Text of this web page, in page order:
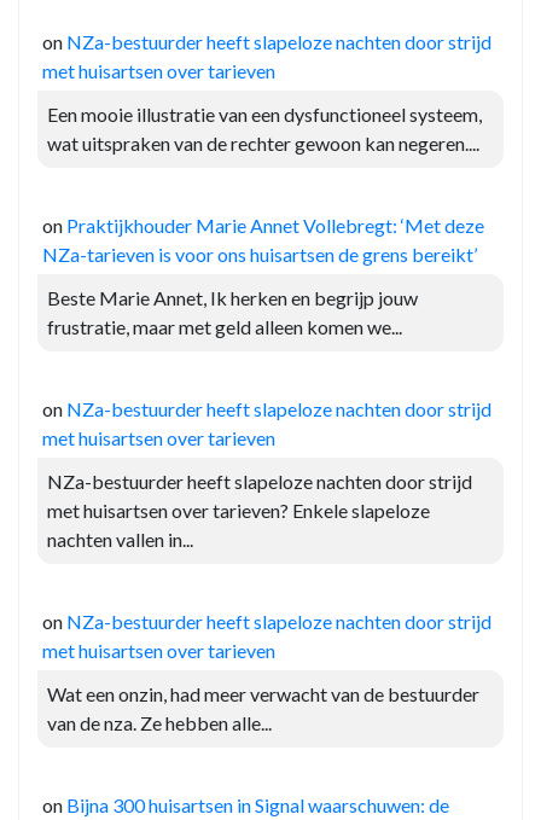
on NZa-bestuurder heeft slapeloze nachten door strijd
met huisartsen over tarieven
Een mooie illustratie van een dysfunctioneel systeem,
wat uitspraken van de rechter gewoon kan negeren....
on Praktijkhouder Marie Annet Vollebregt: ‘Met deze
NZa-tarieven is voor ons huisartsen de grens bereikt’
Beste Marie Annet, Ik herken en begrijp jouw
frustratie, maar met geld alleen komen we...
on NZa-bestuurder heeft slapeloze nachten door strijd
met huisartsen over tarieven
NZa-bestuurder heeft slapeloze nachten door strijd
met huisartsen over tarieven? Enkele slapeloze
nachten vallen in...
on NZa-bestuurder heeft slapeloze nachten door strijd
met huisartsen over tarieven
Wat een onzin, had meer verwacht van de bestuurder
van de nza. Ze hebben alle...
on Bijna 300 huisartsen in Signal waarschuwen: de